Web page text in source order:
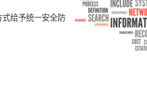
给予统一安全防